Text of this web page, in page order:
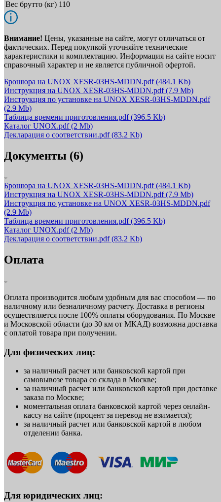
Вес брутто (кг) 110
Внимание! Цены, указанные на сайте, могут отличаться от
фактических. Перед покупкой уточняйте технические
характеристики и комплектацию. Информация на сайте носит
справочный характер и не является публичной офертой.
Брошюра на UNOX XESR-03HS-MDDN.pdf(484.1 Kb)
Инструкция на UNOX XESR-03HS-MDDN.pdf(7.9 Mb)
Инструкция по установке на UNOX XESR-03HS-MDDN.pdf
(2.9 Mb)
Таблица времени приготовления.pdf(396.5 Kb)
Каталог UNOX.pdf(2 Mb)
Декларация о соответствии.pdf(83.2 Kb)
Документы (6)
Брошюра на UNOX XESR-03HS-MDDN.pdf(484.1 Kb)
Инструкция на UNOX XESR-03HS-MDDN.pdf(7.9 Mb)
Инструкция по установке на UNOX XESR-03HS-MDDN.pdf
(2.9 Mb)
Таблица времени приготовления.pdf(396.5 Kb)
Каталог UNOX.pdf(2 Mb)
Декларация о соответствии.pdf(83.2 Kb)
Оплата
Оплата производится любым удобным для вас способом — по
наличному или безналичному расчету. Доставка в регионы
осуществляется после 100% оплаты оборудования. По Москве
и Московской области (до 30 км от МКАД) возможна доставка
с оплатой товара при получении.
Для физических лиц:
за наличный расчет или банковской картой при
самовывозе товара со склада в Москве;
за наличный расчет или банковской картой при доставке
заказа по Москве;
моментальная оплата банковской картой через онлайн-
кассу на сайте (процент за перевод не взимается);
за наличный расчет или банковской картой в любом
отделении банка.
Для юридических лиц: